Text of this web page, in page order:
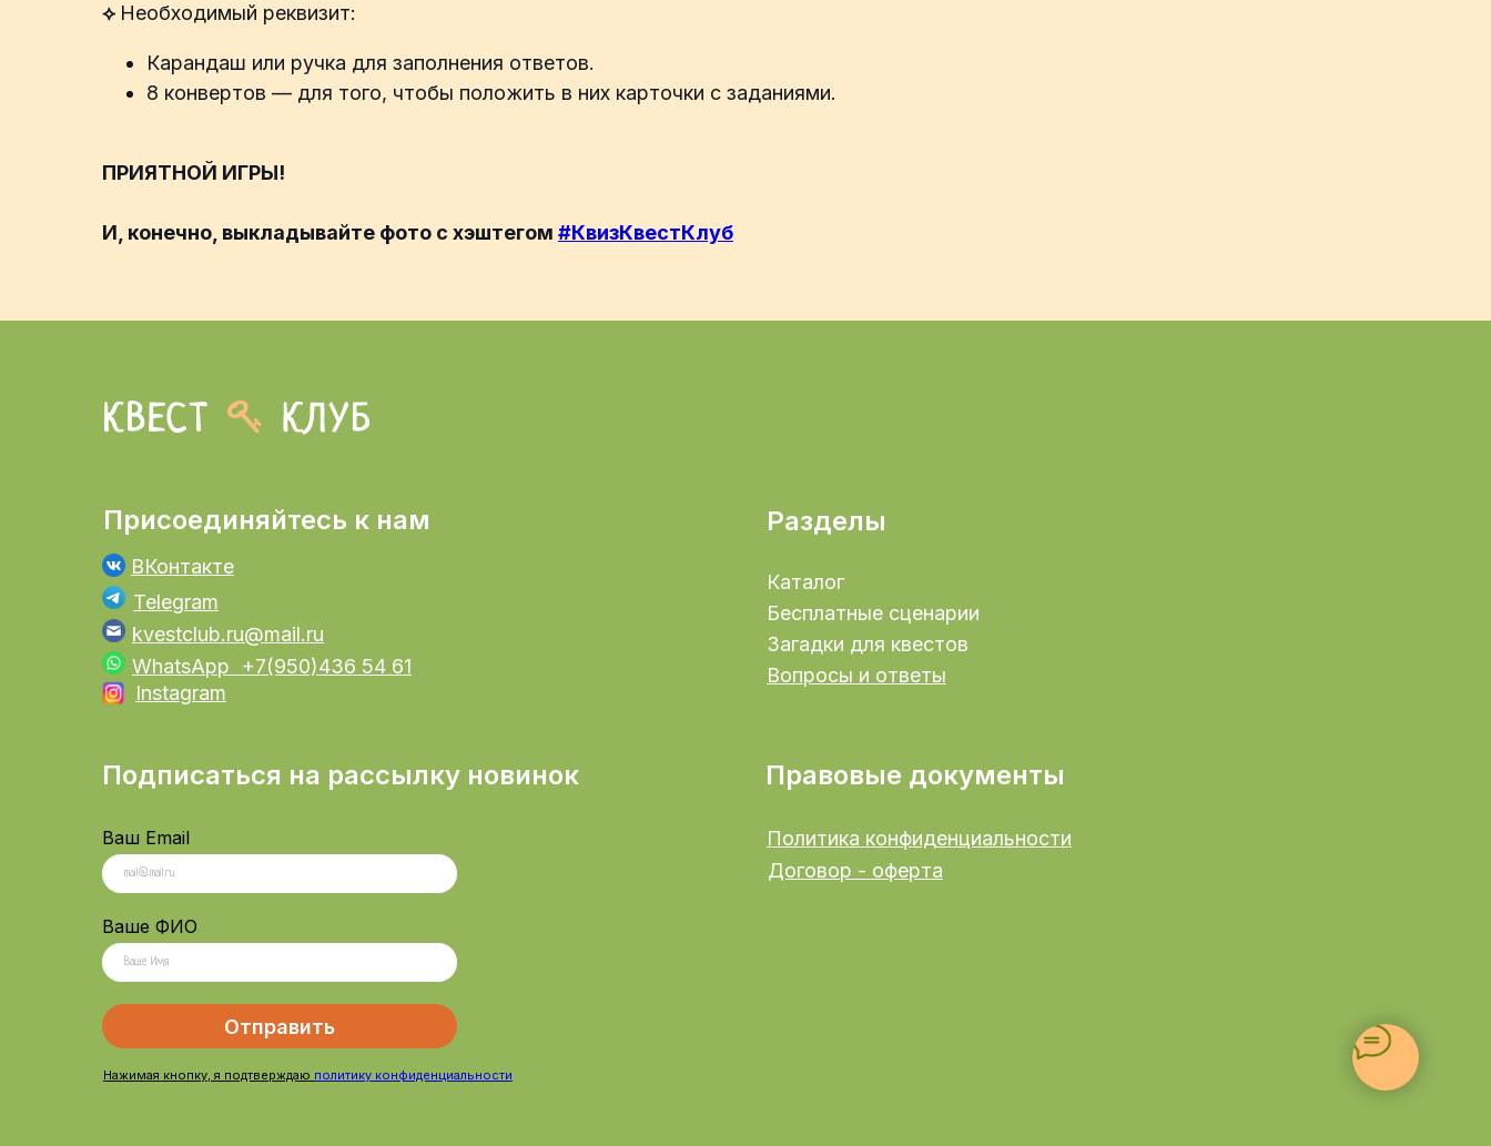
⟡ Необходимый реквизит:
Карандаш или ручка для заполнения ответов.
8 конвертов — для того, чтобы положить в них карточки с заданиями.
ПРИЯТНОЙ ИГРЫ!
И, конечно, выкладывайте фото с хэштегом #КвизКвестКлуб
Telegram
ВКонтакте
WhatsApp +7(950)436 54 61
kvestclub.ru@mail.ru
Присоединяйтесь к нам
Правовые документы
Договор - оферта
Политика конфиденциальности
Разделы
Загадки для квестов
Вопросы и ответы
Бесплатные сценарии
Каталог
Подписаться на рассылку новинок
Ваш Email
Ваше ФИО
Отправить
Нажимая кнопку, я подтверждаю политику конфиденциальности
Instagram